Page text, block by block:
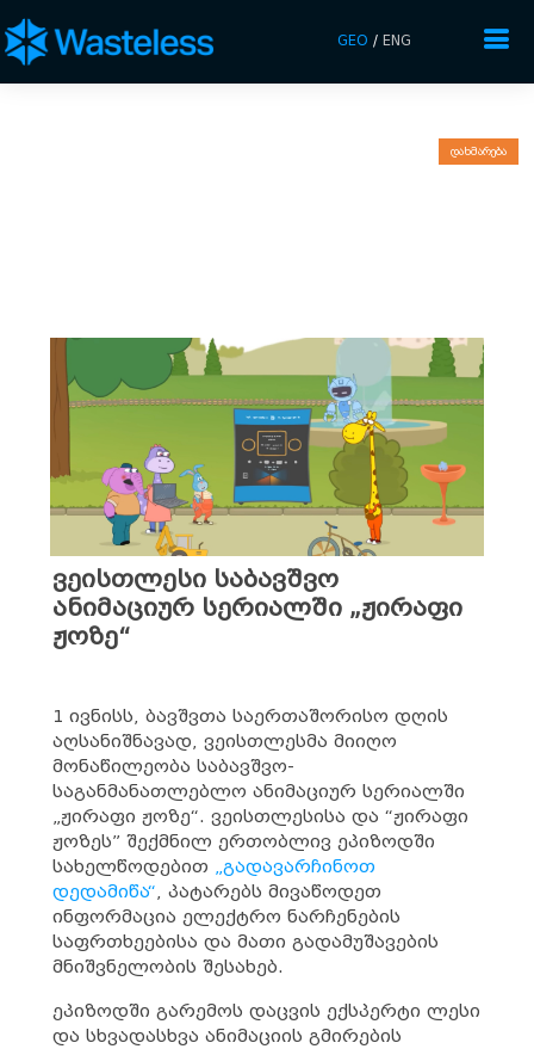
GEO /ENG
დახმარება
ვეისთლესი საბავშვო
ანიმაციურ სერიალში „ჟირაფი
ჟოზე“
1 ივნისს, ბავშვთა საერთაშორისო დღის
აღსანიშნავად, ვეისთლესმა მიიღო
მონაწილეობა საბავშვო-
საგანმანათლებლო ანიმაციურ სერიალში
„ჟირაფი ჟოზე“. ვეისთლესისა და “ჟირაფი
ჟოზეს” შექმნილ ერთობლივ ეპიზოდში
სახელწოდებით „გადავარჩინოთ
დედამიწა“, პატარებს მივაწოდეთ
ინფორმაცია ელექტრო ნარჩენების
საფრთხეებისა და მათი გადამუშავების
მნიშვნელობის შესახებ.
ეპიზოდში გარემოს დაცვის ექსპერტი ლესი
და სხვადასხვა ანიმაციის გმირების